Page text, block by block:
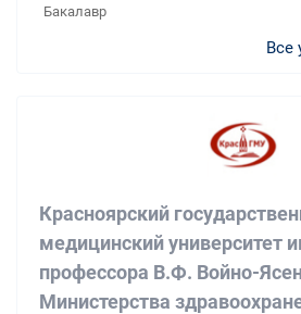
Бакалавр
Все
Красноярский
медицинский университет
профессора В.Ф. Войно-
Министерства